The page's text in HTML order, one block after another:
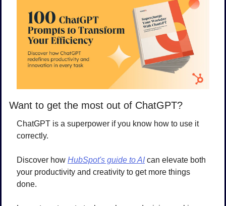
Want to get the most out of ChatGPT?
ChatGPT is a superpower if you know how to use it
correctly.
Discover how HubSpot's guide to AI can elevate both
your productivity and creativity to get more things
done.